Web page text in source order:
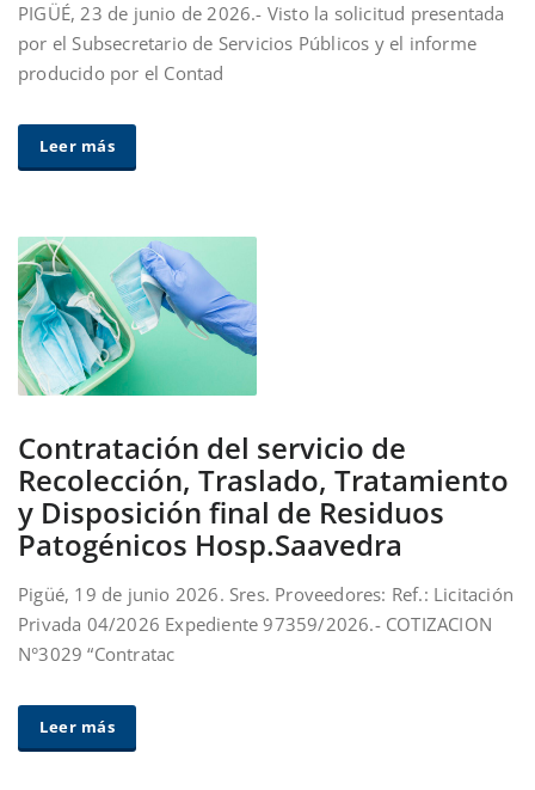
PIGÜÉ, 23 de junio de 2026.- Visto la solicitud presentada
por el Subsecretario de Servicios Públicos y el informe
producido por el Contad
Leer más
Contratación del servicio de
Recolección, Traslado, Tratamiento
y Disposición final de Residuos
Patogénicos Hosp.Saavedra
Pigüé, 19 de junio 2026. Sres. Proveedores: Ref.: Licitación
Privada 04/2026 Expediente 97359/2026.- COTIZACION
N°3029 “Contratac
Leer más